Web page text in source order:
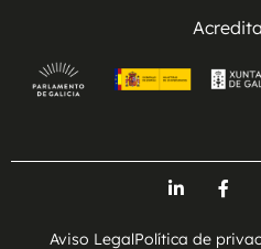
Aviso LegalPolítica de